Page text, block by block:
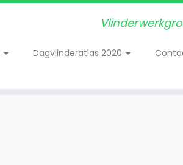
Dagvlinderatlas 2020